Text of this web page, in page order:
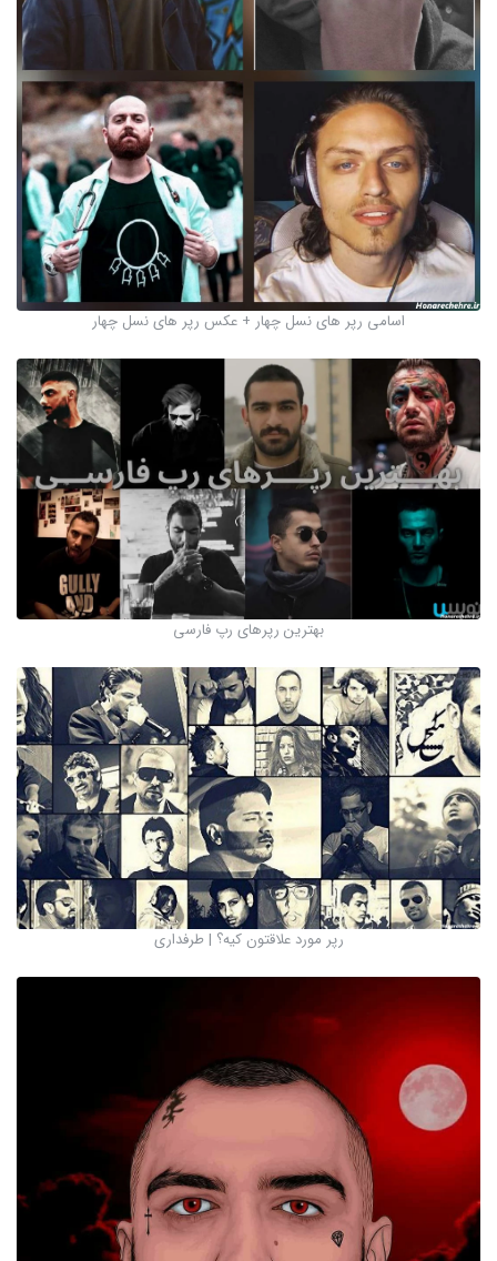
اسامی رپر های نسل چهار + عکس رپر های نسل چهار
بهترین رپرهای رپ فارسی
رپر مورد علاقتون کیه؟ | طرفداری